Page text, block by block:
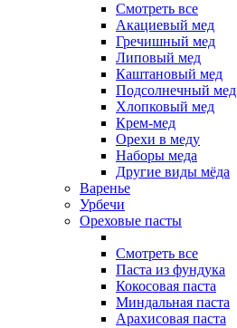
Смотреть все
Акациевый мед
Гречишный мед
Липовый мед
Каштановый мед
Подсолнечный мед
Хлопковый мед
Крем-мед
Орехи в меду
Наборы меда
Другие виды мёда
Варенье
Урбечи
Ореховые пасты
Смотреть все
Паста из фундука
Кокосовая паста
Миндальная паста
Арахисовая паста